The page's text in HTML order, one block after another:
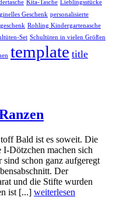
Kita-Tasche Lieblingsstücke
Geschenk personalisierte
Rohling Kindergartenasche
Set Schultüten in vielen Größen
template title
Bald ist es soweit. Die
Dötzchen machen sich
schon ganz aufgeregt
Der
und die Stifte wurden
ist [...] weiterlesen